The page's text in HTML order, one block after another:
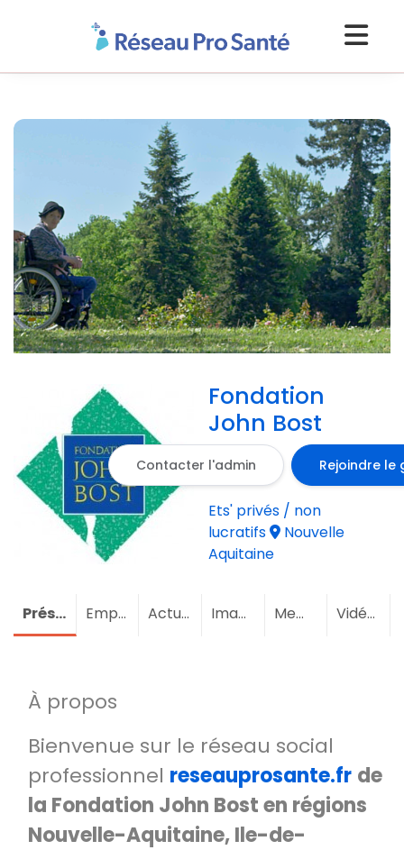
Fondation
John Bost
Contacter l'admin Rejoindre le
Ets' privés / non
lucratifs
Nouvelle
Aquitaine
Présentation Emploi Actualités Images Membres (3)Vidéos
À propos
Bienvenue sur le réseau social
professionnel reseauprosante.fr de
la Fondation John Bost en régions
Nouvelle-Aquitaine, Ile-de-